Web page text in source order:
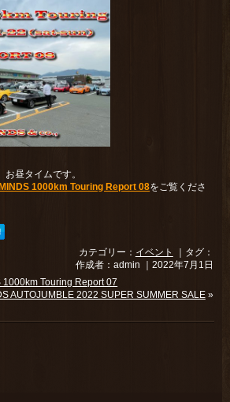
昼タイムです。
1000km Touring Report 08をご覧くださ
カテゴリー： イベント
｜タグ：
作成者：admin ｜2022年7月1日
Touring Report 07
AUTOJUMBLE 2022 SUPER SUMMER SALE»